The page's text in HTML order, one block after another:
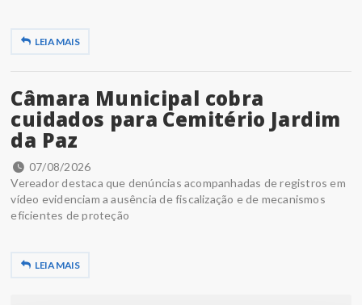
LEIA MAIS
Câmara Municipal cobra
cuidados para Cemitério Jardim
da Paz
07/08/2026
Vereador destaca que denúncias acompanhadas de registros em
vídeo evidenciam a ausência de fiscalização e de mecanismos
eficientes de proteção
LEIA MAIS